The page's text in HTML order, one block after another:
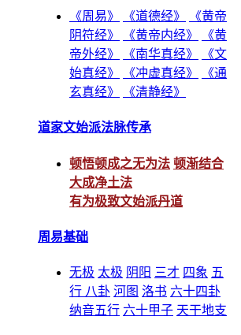
《周易》 《道德经》
《黄帝
阴符经》
《黄帝内经》
《黄
帝外经》
《南华真经》
《文
始真经》
《冲虚真经》
《通
玄真经》
《清静经》
道家文始派法脉传承
顿悟顿成之无为法 顿渐结合
大成净土法
有为极致文始派丹道
周易基础
无极 太极 阴阳 三才 四象 五
行 八卦 河图 洛书 六十四卦
纳音五行 六十甲子 天干地支